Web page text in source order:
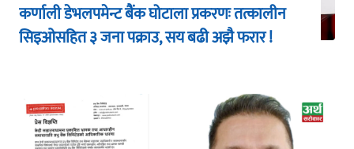
कर्णाली डेभलपमेन्ट बैंक घोटाला प्रकरणः तत्कालीन
सिइओसहित ३ जना पक्राउ, सय बढी अझै फरार !